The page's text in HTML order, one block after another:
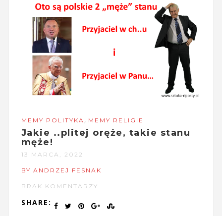
MEMY POLITYKA MEMY RELIGIE
Jakie ..plitej oręże, takie stanu
męże!
13 MARCA, 2022
BY ANDRZEJ FESNAK
BRAK KOMENTARZY
SHARE: